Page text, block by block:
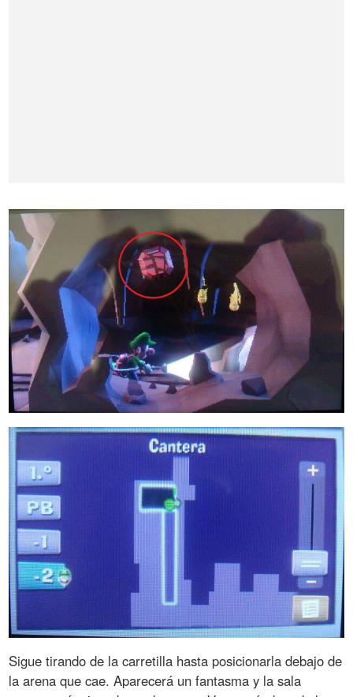
Sigue tirando de la carretilla hasta posicionarla debajo de
la arena que cae. Aparecerá un fantasma y la sala